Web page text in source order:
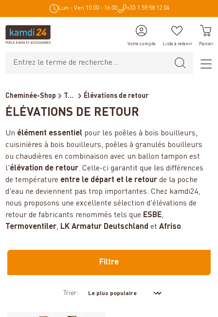
principal Lun - Ven 10:00 - 16:00 +33 1 59 58 12 04
Votre compte Liste à retenir Panier
Cheminée-Shop Technique de chauffage Élévations de retour
ÉLÉVATIONS DE RETOUR
Un élément essentiel pour les poêles à bois bouilleurs,
cuisinières à bois bouilleurs, poêles à granulés bouilleurs
ou chaudières en combinaison avec un ballon tampon est
l'élévation de retour. Celle-ci garantit que les différences
de température entre le départ et le retour de la poche
d'eau ne deviennent pas trop importantes. Chez kamdi24,
nous proposons une excellente sélection d'élévations de
retour de fabricants renommés tels que ESBE,
Termoventiler, LK Armatur Deutschland etAfriso.
Filtre
Trier: